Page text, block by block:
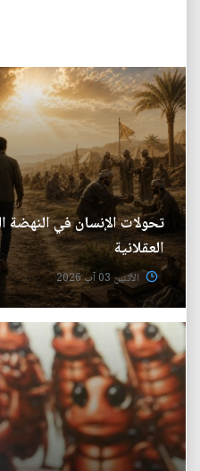
تحولات الإنسان في النهضة
العقلانية
الأثنين 03 آب 2026